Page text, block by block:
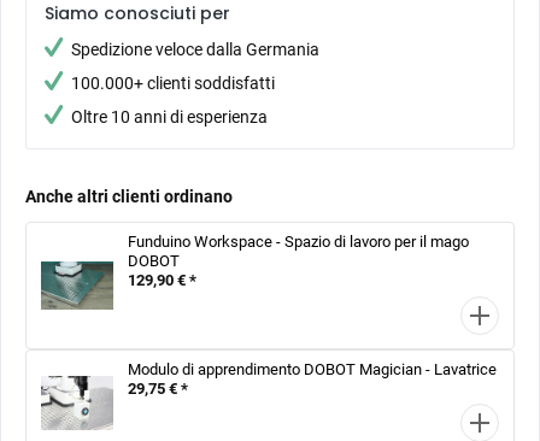
Siamo conosciuti per
Spedizione veloce dalla Germania
100.000+ clienti soddisfatti
Oltre 10 anni di esperienza
Anche altri clienti ordinano
Funduino Workspace - Spazio di lavoro per il mago
DOBOT
129,90 € *
Modulo di apprendimento DOBOT Magician - Lavatrice
29,75 € *